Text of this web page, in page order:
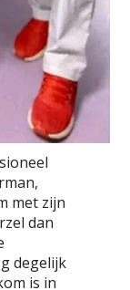
met zijn
dan
degelijk
is in